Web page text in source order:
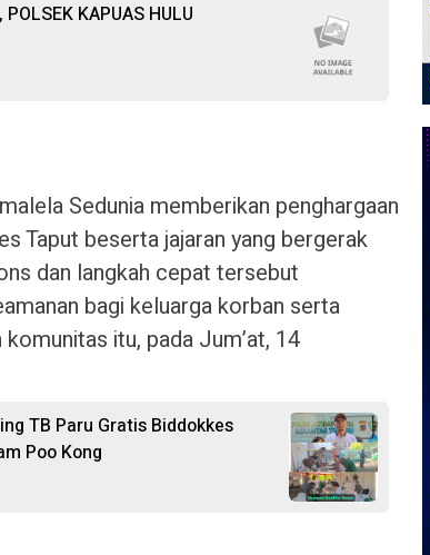
KAPUAS HULU
Sedunia memberikan penghargaan
Taput beserta jajaran yang bergerak
dan langkah cepat tersebut
bagi keluarga korban serta
itu, pada Jum’at, 14
TB Paru Gratis Biddokkes
Poo Kong